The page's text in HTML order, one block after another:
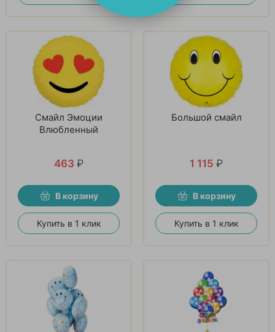
Смайл Эмоции
Влюбленный
463 ₽
В корзину
Купить в 1 клик
Большой смайл
1 115 ₽
В корзину
Купить в 1 клик